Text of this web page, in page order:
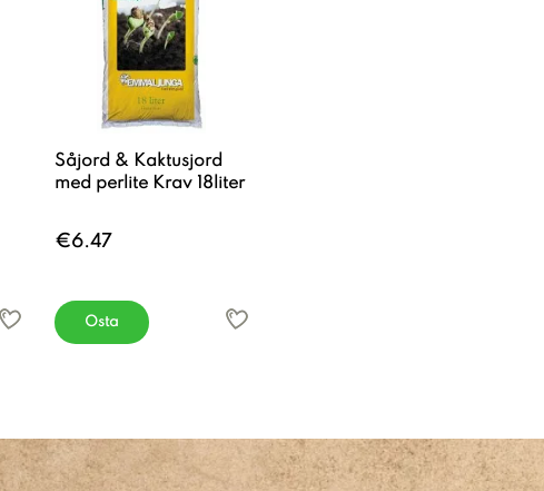
Såjord & Kaktusjord
med perlite Krav 18liter
€6.47
Osta